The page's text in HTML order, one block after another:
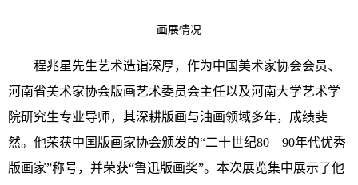
画展情况
程兆星先生艺术造诣深厚，作为中国美术家协会会员、
河南省美术家协会版画艺术委员会主任以及河南大学艺术学
院研究生专业导师， 其深耕版画与油画领域多年，成绩斐
然。他荣获中国版画家协会颁发的“二十世纪80—90年代优秀
版画家”称号，并荣获“鲁迅版画奖”。本次展览集中展示了他